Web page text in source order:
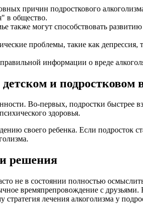
причин подросткового
в общество.
также могут способствовать
проблемы, такие как депрессия,
информации о вреде
и подростковом
Во-первых, подростки быстрее
здоровья.
своего ребенка. Если подросток
решения
не в состоянии полностью
времяпрепровождение с друзьями.
лечения алкоголизма у